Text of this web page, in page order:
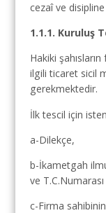
cezaî ve
1.1.1. Kuruluş
Hakiki
ilgili ticaret sicil
gerekmektedir.
İlk tescil için
a-Dilekçe,
b-İkametgah
ve
c-Firma